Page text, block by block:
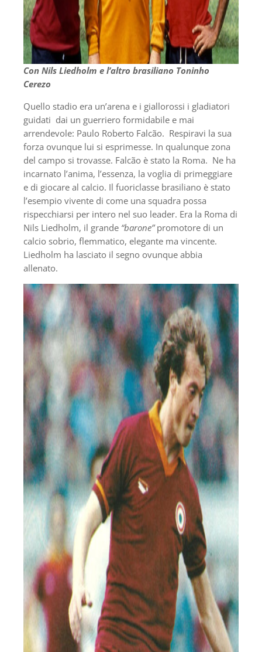
Con Nils Liedholm e l’altro brasiliano Toninho
Cerezo
Quello stadio era un’arena e i giallorossi i gladiatori
guidati dai un guerriero formidabile e mai
arrendevole: Paulo Roberto Falcão. Respiravi la sua
forza ovunque lui si esprimesse. In qualunque zona
del campo si trovasse. Falcão è stato la Roma. Ne ha
incarnato l’anima, l’essenza, la voglia di primeggiare
e di giocare al calcio. Il fuoriclasse brasiliano è stato
l’esempio vivente di come una squadra possa
rispecchiarsi per intero nel suo leader. Era la Roma di
Nils Liedholm, il grande “barone”promotore di un
calcio sobrio, flemmatico, elegante ma vincente.
Liedholm ha lasciato il segno ovunque abbia
allenato.